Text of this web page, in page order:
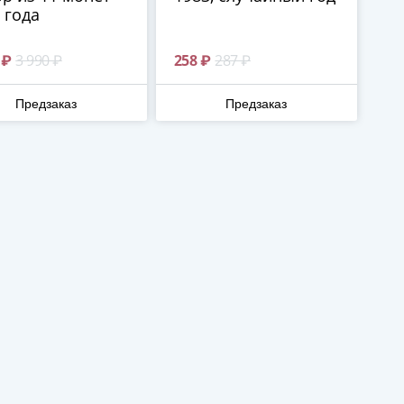
года
3 990 ₽
Предзаказ
258 ₽ 287 ₽
Предзаказ